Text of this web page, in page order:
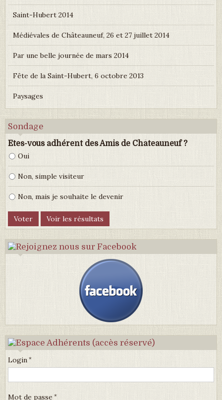
Saint-Hubert 2014
Médiévales de Châteauneuf, 26 et 27 juillet 2014
Par une belle journée de mars 2014
Fête de la Saint-Hubert, 6 octobre 2013
Paysages
Sondage
Etes-vous adhérent des Amis de Châteauneuf ?
Oui
Non, simple visiteur
Non, mais je souhaite le devenir
Login
Mot de passe